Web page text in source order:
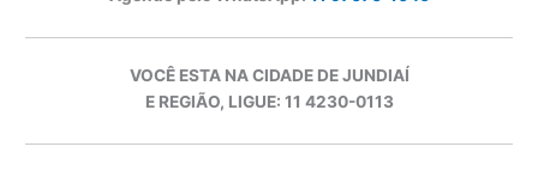
VOCÊ ESTA NA CIDADE DE JUNDIAÍ
E REGIÃO, LIGUE: 11 4230-0113